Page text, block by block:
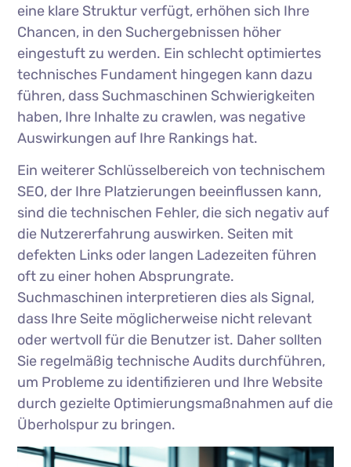
eine klare Struktur verfügt, erhöhen sich Ihre
Chancen, in den Suchergebnissen höher
eingestuft zu werden. Ein schlecht optimiertes
technisches Fundament hingegen kann dazu
führen, dass Suchmaschinen Schwierigkeiten
haben, Ihre Inhalte zu crawlen, was negative
Auswirkungen auf Ihre Rankings hat.
Ein weiterer Schlüsselbereich von technischem
SEO, der Ihre Platzierungen beeinflussen kann,
sind die technischen Fehler, die sich negativ auf
die Nutzererfahrung auswirken. Seiten mit
defekten Links oder langen Ladezeiten führen
oft zu einer hohen Absprungrate.
Suchmaschinen interpretieren dies als Signal,
dass Ihre Seite möglicherweise nicht relevant
oder wertvoll für die Benutzer ist. Daher sollten
Sie regelmäßig technische Audits durchführen,
um Probleme zu identifizieren und Ihre Website
durch gezielte Optimierungsmaßnahmen auf die
Überholspur zu bringen.